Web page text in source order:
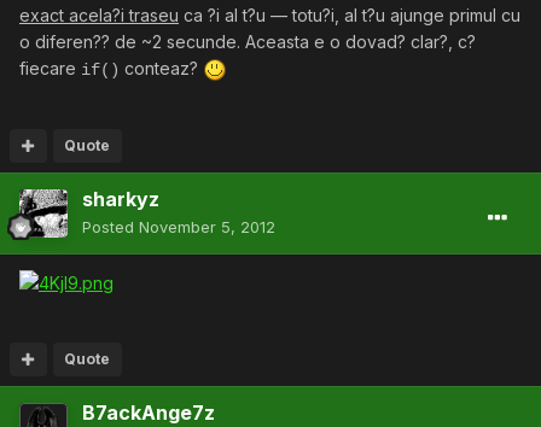
exact acela?i traseu ca ?i al t?u — totu?i, al t?u ajunge primul cu
o diferen?? de ~2 secunde. Aceasta e o dovad? clar?, c?
fiecare if() conteaz?
Quote
sharkyz
Posted November 5, 2012
Quote
B7ackAnge7z